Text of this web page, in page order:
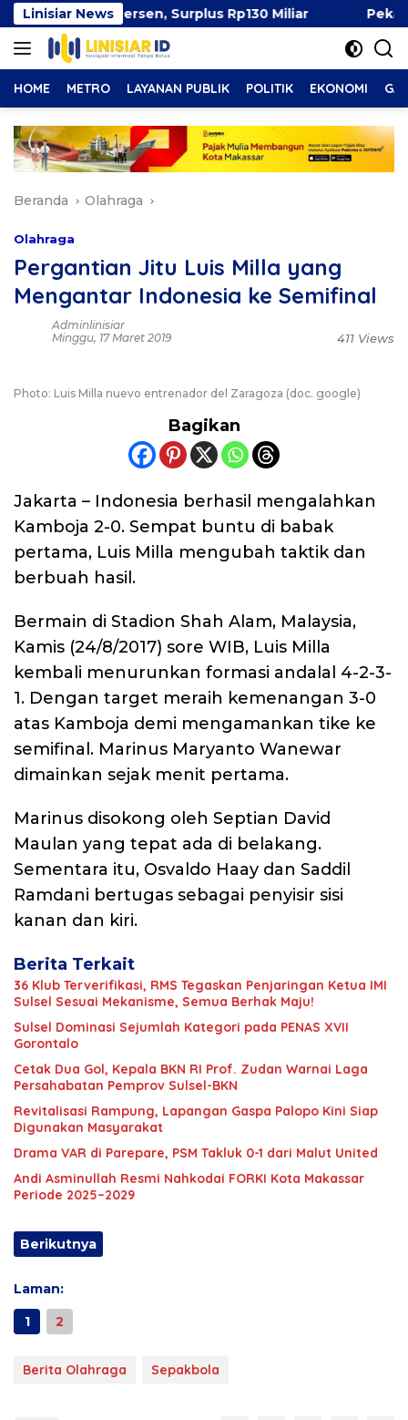
Langsung
ke
konten
Linisiar News
49 Persen, Surplus Rp130 Miliar Pekan Ibu
HOME METRO LAYANAN PUBLIK POLITIK EKONOMI
Beranda Olahraga
Olahraga
Pergantian Jitu Luis Milla yang
Mengantar Indonesia ke Semifinal
Adminlinisiar
Minggu, 17 Maret 2019
411 Views
Photo: Luis Milla nuevo entrenador del Zaragoza (doc. google)
Bagikan
Jakarta – Indonesia berhasil mengalahkan
Kamboja 2-0. Sempat buntu di babak
pertama, Luis Milla mengubah taktik dan
berbuah hasil.
Bermain di Stadion Shah Alam, Malaysia,
Kamis (24/8/2017) sore WIB, Luis Milla
kembali menurunkan formasi andalal 4-2-3-
1. Dengan target meraih kemenangan 3-0
atas Kamboja demi mengamankan tike ke
semifinal. Marinus Maryanto Wanewar
dimainkan sejak menit pertama.
Marinus disokong oleh Septian David
Maulan yang tepat ada di belakang.
Sementara itu, Osvaldo Haay dan Saddil
Ramdani bertugas sebagai penyisir sisi
kanan dan kiri.
Berita Terkait
36 Klub Terverifikasi, RMS Tegaskan Penjaringan Ketua IMI
Sulsel Sesuai Mekanisme, Semua Berhak Maju!
Sulsel Dominasi Sejumlah Kategori pada PENAS XVII
Gorontalo
Cetak Dua Gol, Kepala BKN RI Prof. Zudan Warnai Laga
Persahabatan Pemprov Sulsel-BKN
Revitalisasi Rampung, Lapangan Gaspa Palopo Kini Siap
Digunakan Masyarakat
Drama VAR di Parepare, PSM Takluk 0-1 dari Malut United
Andi Asminullah Resmi Nahkodai FORKI Kota Makassar
Periode 2025–2029
Berikutnya
Laman:
1
2
Berita Olahraga Sepakbola